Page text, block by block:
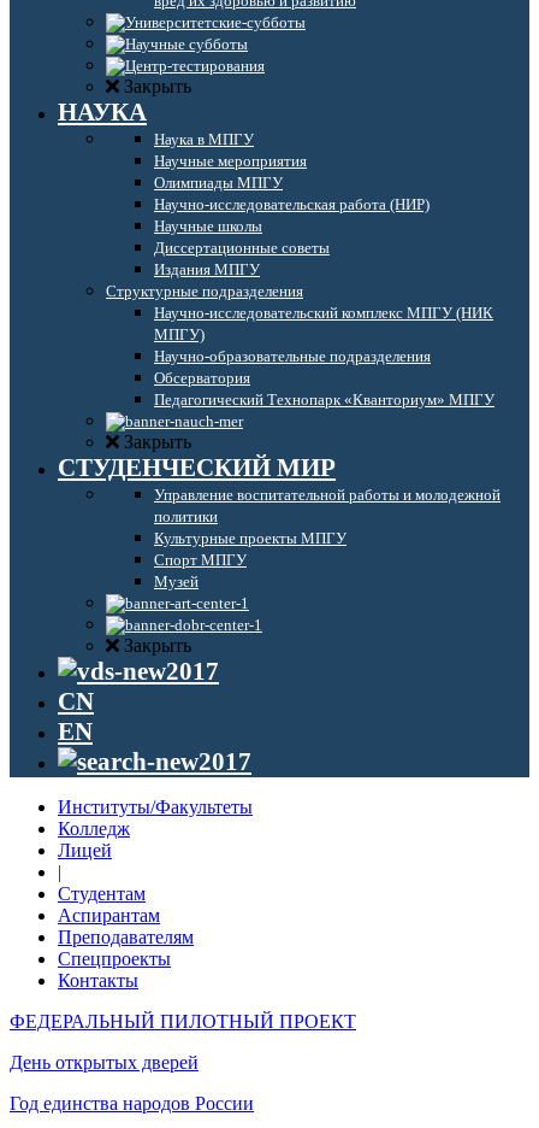
Закрыть
НАУКА
Наука в МПГУ
Научные мероприятия
Олимпиады МПГУ
Научно-исследовательская работа (НИР)
Научные школы
Диссертационные советы
Издания МПГУ
Структурные подразделения
Научно-исследовательский комплекс МПГУ (НИК
МПГУ)
Научно-образовательные подразделения
Обсерватория
Педагогический Технопарк «Кванториум» МПГУ
Закрыть
СТУДЕНЧЕСКИЙ МИР
Управление воспитательной работы и молодежной
политики
Культурные проекты МПГУ
Спорт МПГУ
Музей
Закрыть
CN
EN
Институты/Факультеты
Колледж
Лицей
|
Студентам
Аспирантам
Преподавателям
Спецпроекты
Контакты
ФЕДЕРАЛЬНЫЙ ПИЛОТНЫЙ ПРОЕКТ
День открытых дверей
Год единства народов России